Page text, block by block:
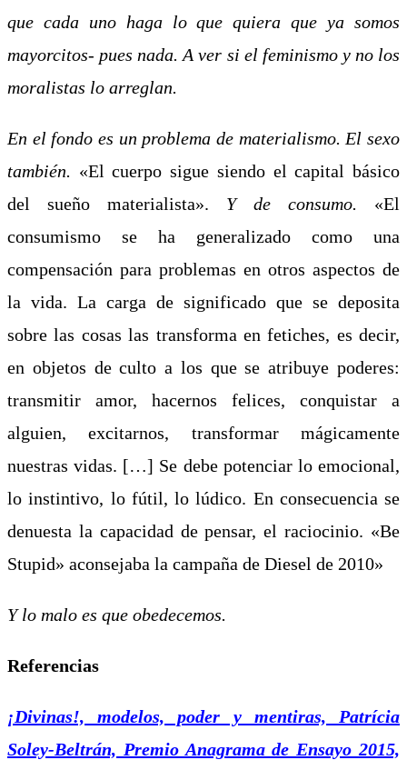
que cada uno haga lo que quiera que ya somos
mayorcitos- pues nada. A ver si el feminismo y no los
moralistas lo arreglan.
En el fondo es un problema de materialismo. El sexo
también. «El cuerpo sigue siendo el capital básico
del sueño materialista». Y de consumo. «El
consumismo se ha generalizado como una
compensación para problemas en otros aspectos de
la vida. La carga de significado que se deposita
sobre las cosas las transforma en fetiches, es decir,
en objetos de culto a los que se atribuye poderes:
transmitir amor, hacernos felices, conquistar a
alguien, excitarnos, transformar mágicamente
nuestras vidas. […] Se debe potenciar lo emocional,
lo instintivo, lo fútil, lo lúdico. En consecuencia se
denuesta la capacidad de pensar, el raciocinio. «Be
Stupid» aconsejaba la campaña de Diesel de 2010»
Y lo malo es que obedecemos.
Referencias
¡Divinas!, modelos, poder y mentiras, Patrícia
Soley-Beltrán, Premio Anagrama de Ensayo 2015,